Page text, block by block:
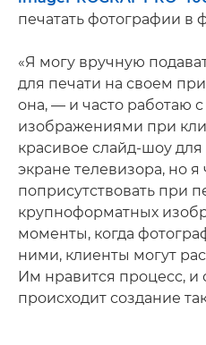
печатать фотографии в
«Я могу вручную
для печати на своем
она, — и часто работаю
изображениями при
красивое слайд-шоу
экране телевизора, но
поприсутствовать при
крупноформатных
моменты, когда
ними, клиенты могут
Им нравится процесс, и
происходит создание